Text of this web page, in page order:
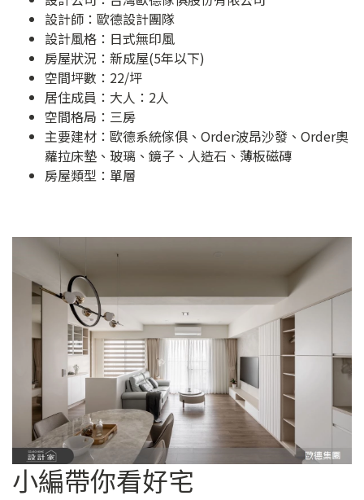
設計師：歐德設計團隊
設計風格：日式無印風
房屋狀況：新成屋(5年以下)
空間坪數：22/坪
居住成員：大人：2人
空間格局：三房
主要建材：歐德系統傢俱、Order波昂沙發、Order奧
蘿拉床墊、玻璃、鏡子、人造石、薄板磁磚
房屋類型：單層
小編帶你看好宅